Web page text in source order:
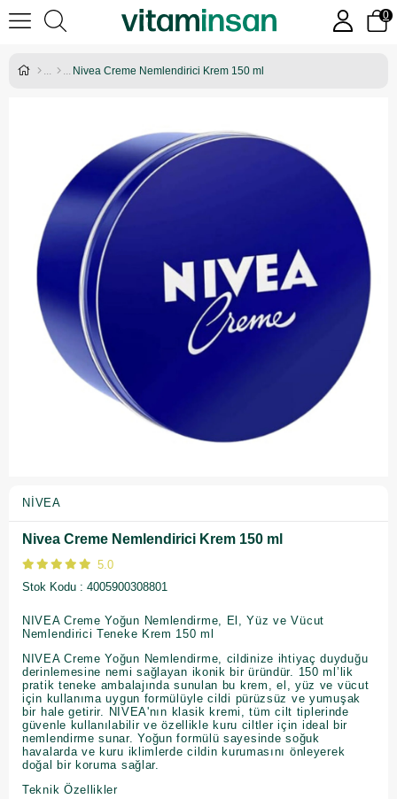
0
Nivea Creme Nemlendirici Krem 150 ml
NIVEA
Nivea Creme Nemlendirici Krem 150 ml
5.0
Stok Kodu
4005900308801
NIVEA Creme Yoğun Nemlendirme, El, Yüz ve Vücut
Nemlendirici Teneke Krem 150 ml
NIVEA Creme Yoğun Nemlendirme, cildinize ihtiyaç duyduğu
derinlemesine nemi sağlayan ikonik bir üründür. 150 ml’lik
pratik teneke ambalajında sunulan bu krem, el, yüz ve vücut
için kullanıma uygun formülüyle cildi pürüzsüz ve yumuşak
bir hale getirir. NIVEA'nın klasik kremi, tüm cilt tiplerinde
güvenle kullanılabilir ve özellikle kuru ciltler için ideal bir
nemlendirme sunar. Yoğun formülü sayesinde soğuk
havalarda ve kuru iklimlerde cildin kurumasını önleyerek
doğal bir koruma sağlar.
Teknik Özellikler